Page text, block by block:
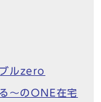
ルzero
～のONE在宅